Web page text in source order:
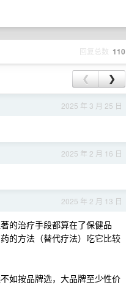
回复总数 110
❮ ❯
2025 年 3 月 25 日
2025 年 2 月 16 日
2025 年 2 月 13 日
的治疗手段都算在了保健品
的方法（替代疗法）吃它比较
如按品牌选，大品牌至少性价